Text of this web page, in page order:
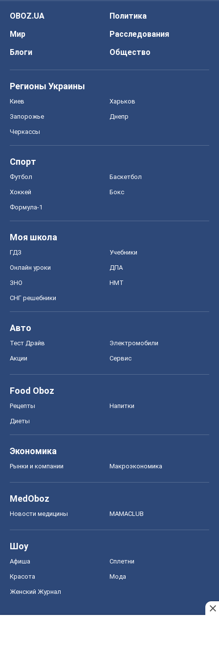
OBOZ.UA
Политика
Мир
Расследования
Блоги
Общество
Регионы Украины
Киев Харьков
Запорожье Днепр
Черкассы
Спорт
Футбол Баскетбол
Хоккей Бокс
Формула-1
Моя школа
ГДЗ Учебники
Онлайн уроки ДПА
ЗНО НМТ
СНГ решебники
Авто
Тест Драйв Электромобили
Акции Сервис
Food Oboz
Рецепты Напитки
Диеты
Экономика
Рынки и компании Mакроэкономика
MedOboz
Новости медицины MAMACLUB
Шоу
Афиша Сплетни
Красота Мода
Женский Журнал